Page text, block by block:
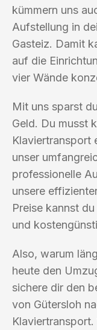
kümmern uns
Aufstellung in
Gasteiz. Damit
auf die
vier Wände
Mit uns sparst
Geld. Du musst
Klaviertransport
unser
professionelle
unsere
Preise kannst
und
Also, warum
heute den
sichere dir den
von Gütersloh